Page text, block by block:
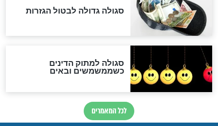
"נביא בעיר": מכירת המחלה
לגוי והוספת השם חזקיהו
לרפואת הרב דב הכהן קוק
לכל המאמרים
אחרית הימים